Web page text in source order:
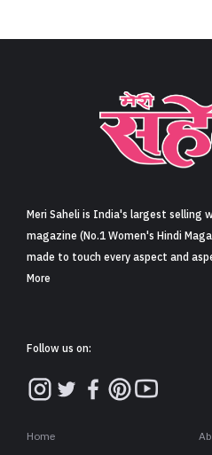
Meri Saheli is India's largest selling
magazine (No.1 Women's Hindi
made to touch every aspect and
More
Follow us on:
Home